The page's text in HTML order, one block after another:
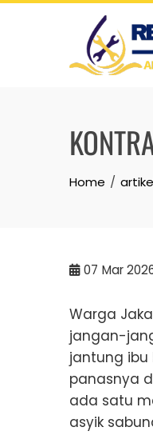
Skip
Home
07 Mar
Warga
jangan-
jantung ibu
panasnya
ada satu
asyik